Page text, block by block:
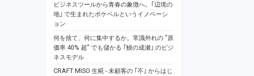
ビジネスツールから青春の象徴へ。｢辺境の
地｣ で生まれたポケベルというイノベーシ
ョン
何を捨て、何に集中するか。常識外れの "原
価率 40% 超" でも儲かる ｢鰻の成瀬｣ のビジ
ネスモデル
CRAFT MISO 生糀 - 未顧客の ｢不｣ からはじ